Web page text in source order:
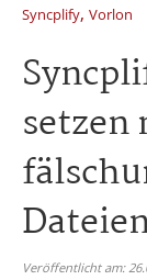
Syncplify, Vorlon
setzen
Veröffentlicht am: